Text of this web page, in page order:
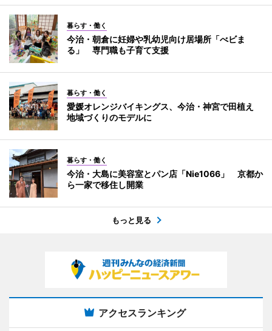
暮らす・働く
今治・朝倉に妊婦や乳幼児向け居場所「べビま
る」 専門職も子育て支援
暮らす・働く
愛媛オレンジバイキングス、今治・神宮で田植え
地域づくりのモデルに
暮らす・働く
今治・大島に美容室とパン店「Nie1066」 京都か
ら一家で移住し開業
もっと見る
アクセスランキング